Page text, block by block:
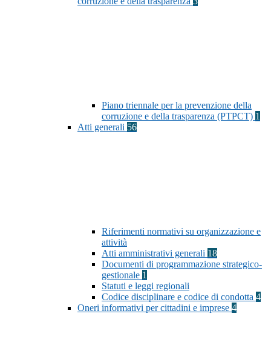
Piano triennale per la prevenzione della
corruzione e della trasparenza (PTPCT) 1
Atti generali 56
Riferimenti normativi su organizzazione e
attività
Atti amministrativi generali 18
Documenti di programmazione strategico-
gestionale 1
Statuti e leggi regionali
Codice disciplinare e codice di condotta 4
Oneri informativi per cittadini e imprese 4